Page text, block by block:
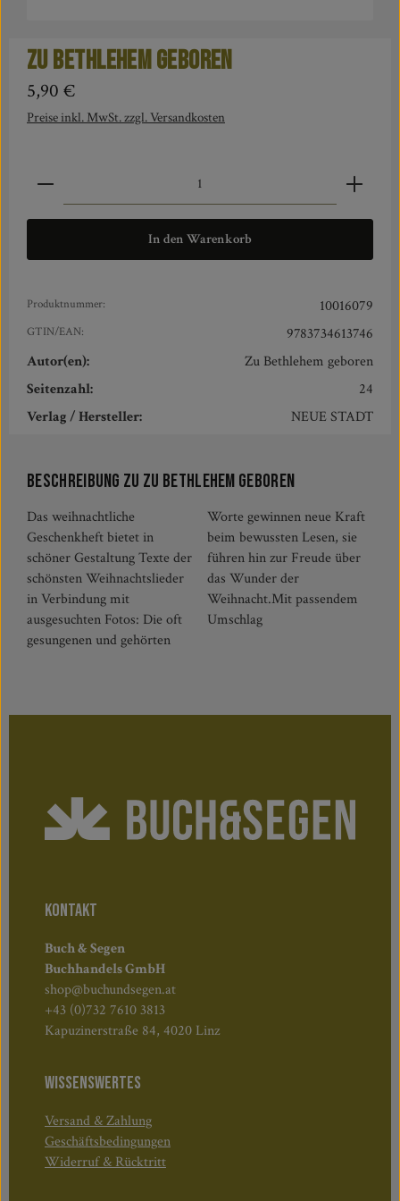
Zu Bethlehem geboren
Regulärer Preis:
5,90 €
Preise inkl. MwSt. zzgl. Versandkosten
Produkt Anzahl: Gib den gewünschten Wert ein oder
In den Warenkorb
Produktnummer: 10016079
GTIN/EAN:
9783734613746
Autor(en):
Zu Bethlehem geboren
Seitenzahl:
24
Verlag / Hersteller:
NEUE STADT
Beschreibung zu Zu Bethlehem geboren
Das weihnachtliche
Geschenkheft bietet in
schöner Gestaltung Texte der
schönsten Weihnachtslieder
in Verbindung mit
ausgesuchten Fotos: Die oft
gesungenen und gehörten
Worte gewinnen neue Kraft
beim bewussten Lesen, sie
führen hin zur Freude über
das Wunder der
Weihnacht.Mit passendem
Umschlag
KONTAKT
Buch & Segen
Buchhandels GmbH
shop@buchundsegen.at
+43 (0)732 7610 3813
Kapuzinerstraße 84, 4020 Linz
WISSENSWERTES
Versand & Zahlung
Geschäftsbedingungen
Widerruf & Rücktritt